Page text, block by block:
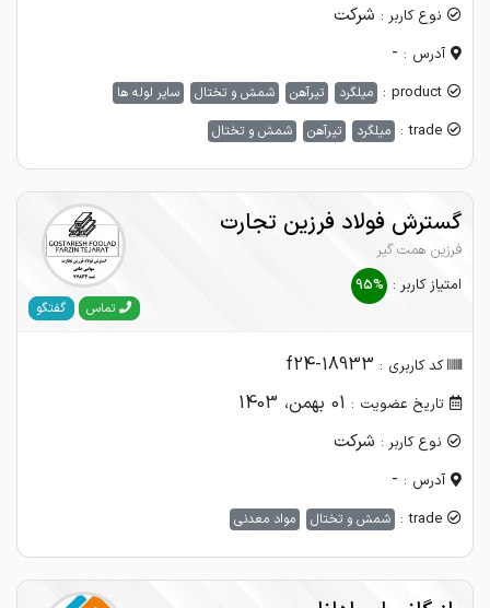
نوع کاربر : شرکت
آدرس : -
product : میلگرد تیرآهن شمش و تختال سایر لوله ها
trade : میلگرد تیرآهن شمش و تختال
گسترش فولاد فرزین تجارت
فرزین همت گیر
امتیاز کاربر : 95%
تماس گفتگو
کد کاربری : f24-18933
تاریخ عضویت : 01 بهمن، 1403
نوع کاربر : شرکت
آدرس : -
trade : شمش و تختال مواد معدنی